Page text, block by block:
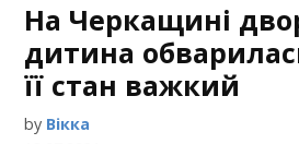
На Черкащині
дитина
її стан важкий
by Вікка